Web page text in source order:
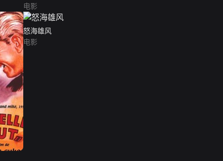
电影
怒海雄风
电影